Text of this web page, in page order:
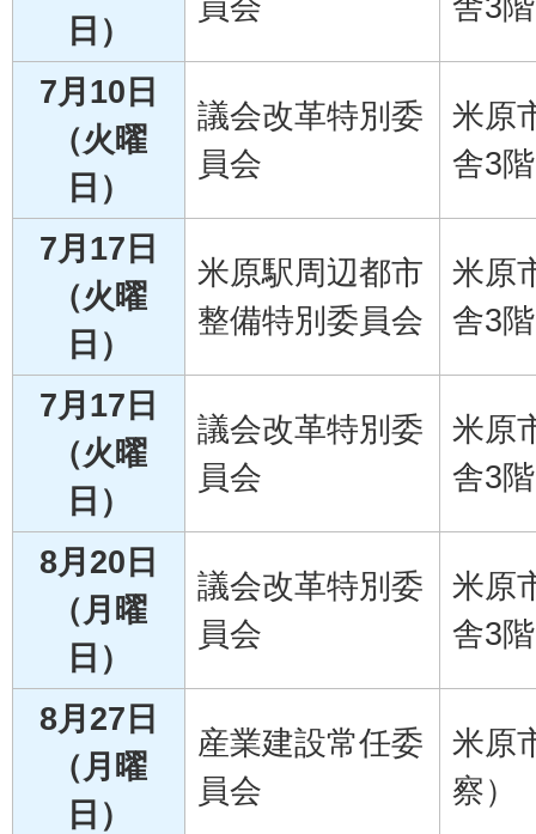
日）
7月10日
（火曜
日）
議会改革特別委
員会
米原
舎3
7月17日
（火曜
日）
米原駅周辺都市
整備特別委員会
米原
舎3
7月17日
（火曜
日）
議会改革特別委
員会
米原
舎3
8月20日
（月曜
日）
議会改革特別委
員会
米原
舎3
8月27日
（月曜
日）
産業建設常任委
員会
米原
察）